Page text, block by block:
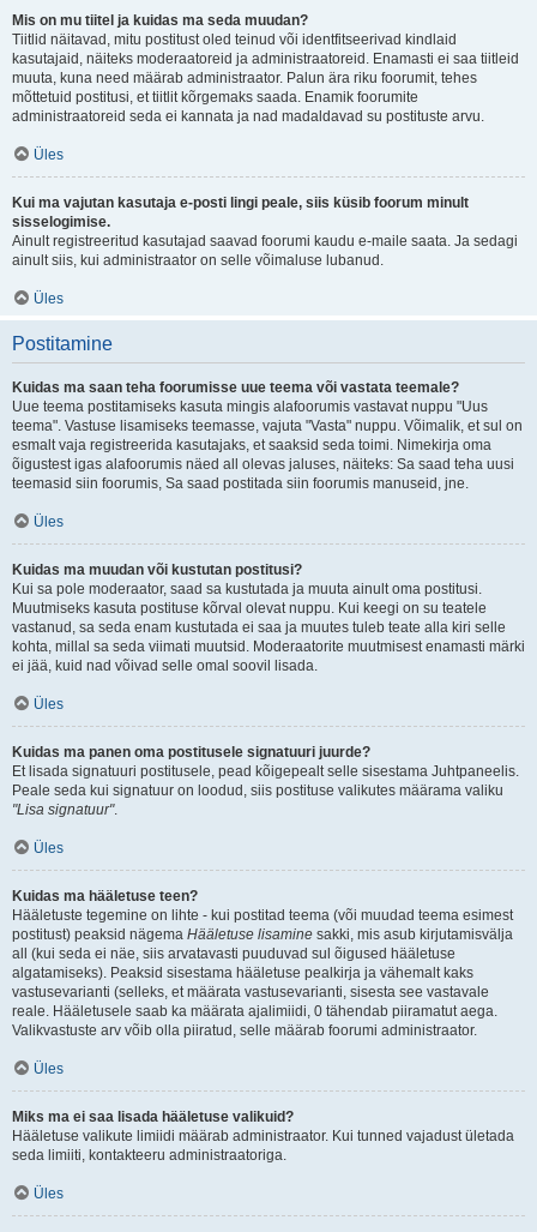
Mis on mu tiitel ja kuidas ma seda muudan?
Tiitlid näitavad, mitu postitust oled teinud või identfitseerivad kindlaid
kasutajaid, näiteks moderaatoreid ja administraatoreid. Enamasti ei saa tiitleid
muuta, kuna need määrab administraator. Palun ära riku foorumit, tehes
mõttetuid postitusi, et tiitlit kõrgemaks saada. Enamik foorumite
administraatoreid seda ei kannata ja nad madaldavad su postituste arvu.
Üles
Kui ma vajutan kasutaja e-posti lingi peale, siis küsib foorum minult
sisselogimise.
Ainult registreeritud kasutajad saavad foorumi kaudu e-maile saata. Ja sedagi
ainult siis, kui administraator on selle võimaluse lubanud.
Üles
Postitamine
Kuidas ma saan teha foorumisse uue teema või vastata teemale?
Uue teema postitamiseks kasuta mingis alafoorumis vastavat nuppu "Uus
teema". Vastuse lisamiseks teemasse, vajuta "Vasta" nuppu. Võimalik, et sul on
esmalt vaja registreerida kasutajaks, et saaksid seda toimi. Nimekirja oma
õigustest igas alafoorumis näed all olevas jaluses, näiteks: Sa saad teha uusi
teemasid siin foorumis, Sa saad postitada siin foorumis manuseid, jne.
Üles
Kuidas ma muudan või kustutan postitusi?
Kui sa pole moderaator, saad sa kustutada ja muuta ainult oma postitusi.
Muutmiseks kasuta postituse kõrval olevat nuppu. Kui keegi on su teatele
vastanud, sa seda enam kustutada ei saa ja muutes tuleb teate alla kiri selle
kohta, millal sa seda viimati muutsid. Moderaatorite muutmisest enamasti märki
ei jää, kuid nad võivad selle omal soovil lisada.
Üles
Kuidas ma panen oma postitusele signatuuri juurde?
Et lisada signatuuri postitusele, pead kõigepealt selle sisestama Juhtpaneelis.
Peale seda kui signatuur on loodud, siis postituse valikutes määrama valiku
"Lisa signatuur".
Üles
Kuidas ma hääletuse teen?
Hääletuste tegemine on lihte - kui postitad teema (või muudad teema esimest
postitust) peaksid nägema Hääletuse lisamine sakki, mis asub kirjutamisvälja
all (kui seda ei näe, siis arvatavasti puuduvad sul õigused hääletuse
algatamiseks). Peaksid sisestama hääletuse pealkirja ja vähemalt kaks
vastusevarianti (selleks, et määrata vastusevarianti, sisesta see vastavale
reale. Hääletusele saab ka määrata ajalimiidi, 0 tähendab piiramatut aega.
Valikvastuste arv võib olla piiratud, selle määrab foorumi administraator.
Üles
Miks ma ei saa lisada hääletuse valikuid?
Hääletuse valikute limiidi määrab administraator. Kui tunned vajadust ületada
seda limiiti, kontakteeru administraatoriga.
Üles